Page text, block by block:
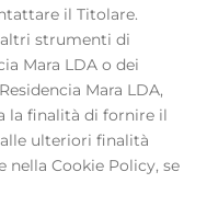
il Titolare.
altri strumenti di
Mara LDA o dei
Mara LDA,
la finalità di fornire il
ulteriori finalità
Cookie Policy, se